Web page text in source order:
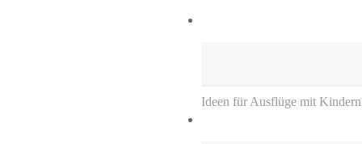
Ideen für Ausflüge mit